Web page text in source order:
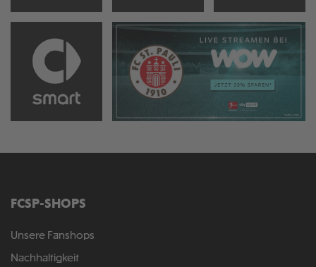
FCSP-SHOPS
Unsere Fanshops
Nachhaltigkeit